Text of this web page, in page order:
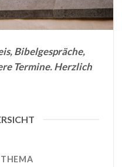
Bibelgespräche,
Termine.Herzlich
THEMA